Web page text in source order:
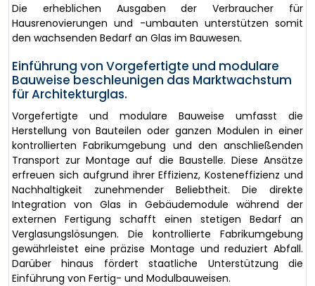
Die erheblichen Ausgaben der Verbraucher für
Hausrenovierungen und -umbauten unterstützen somit
den wachsenden Bedarf an Glas im Bauwesen.
Einführung von Vorgefertigte und modulare
Bauweise beschleunigen das Marktwachstum
für Architekturglas.
Vorgefertigte und modulare Bauweise umfasst die
Herstellung von Bauteilen oder ganzen Modulen in einer
kontrollierten Fabrikumgebung und den anschließenden
Transport zur Montage auf die Baustelle. Diese Ansätze
erfreuen sich aufgrund ihrer Effizienz, Kosteneffizienz und
Nachhaltigkeit zunehmender Beliebtheit. Die direkte
Integration von Glas in Gebäudemodule während der
externen Fertigung schafft einen stetigen Bedarf an
Verglasungslösungen. Die kontrollierte Fabrikumgebung
gewährleistet eine präzise Montage und reduziert Abfall.
Darüber hinaus fördert staatliche Unterstützung die
Einführung von Fertig- und Modulbauweisen.